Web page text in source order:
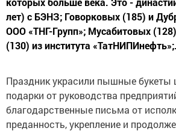
лет) с БЭНЗ; Говорковых (185) и
ООО «ТНГ-Групп»; Мусабитовых
(130) из института
Праздник украсили пышные букеты
подарки от руководства
благодарственные письма от
преданность, укрепление и